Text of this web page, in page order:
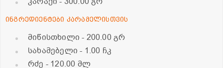
ინგრედიენტები კარამელისთვის
მიწისთხილი- 200.00 გრ
სახამებელი- 1.00 ჩკ
რძე - 120.00 მლ